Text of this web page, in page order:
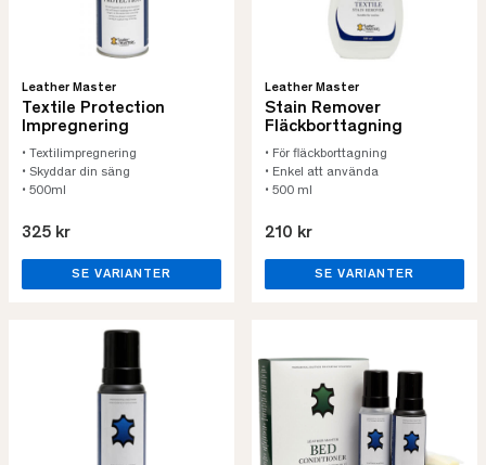
Leather Master
Textile Protection
Impregnering
• Textilimpregnering
• Skyddar din säng
• 500ml
325 kr
SE VARIANTER
Leather Master
Stain Remover
Fläckborttagning
• För fläckborttagning
• Enkel att använda
• 500 ml
210 kr
SE VARIANTER